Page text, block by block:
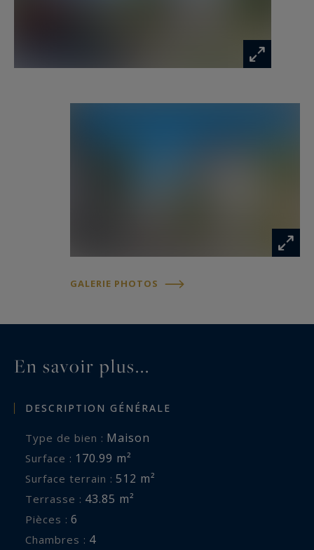
GALERIE PHOTOS
En savoir plus...
DESCRIPTION GÉNÉRALE
Type de bien : Maison
Surface : 170.99 m²
Surface terrain : 512 m²
Terrasse : 43.85 m²
Pièces : 6
Chambres : 4